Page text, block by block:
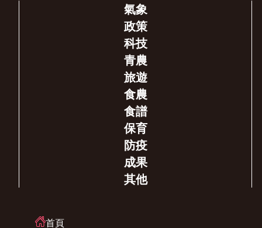
氣象
政策
科技
青農
旅遊
食農
食譜
保育
防疫
成果
其他
首頁